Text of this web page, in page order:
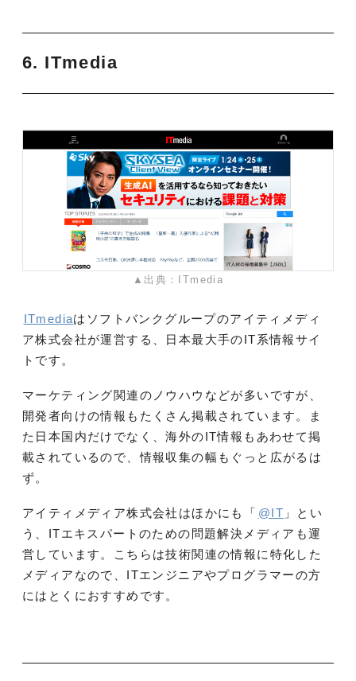
6. ITmedia
▲出典：ITmedia
ITmediaはソフトバンクグループのアイティメディ
ア株式会社が運営する、日本最大手のIT系情報サイ
トです。
マーケティング関連のノウハウなどが多いですが、
開発者向けの情報もたくさん掲載されています。ま
た日本国内だけでなく、海外のIT情報もあわせて掲
載されているので、情報収集の幅もぐっと広がるは
ず。
アイティメディア株式会社はほかにも「 @IT 」とい
う、ITエキスパートのための問題解決メディアも運
営しています。こちらは技術関連の情報に特化した
メディアなので、ITエンジニアやプログラマーの方
にはとくにおすすめです。